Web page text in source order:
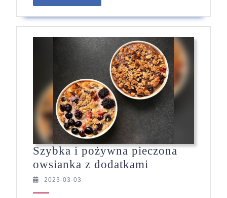
dalej
Szybka i pożywna pieczona
owsianka z dodatkami
2023-03-03